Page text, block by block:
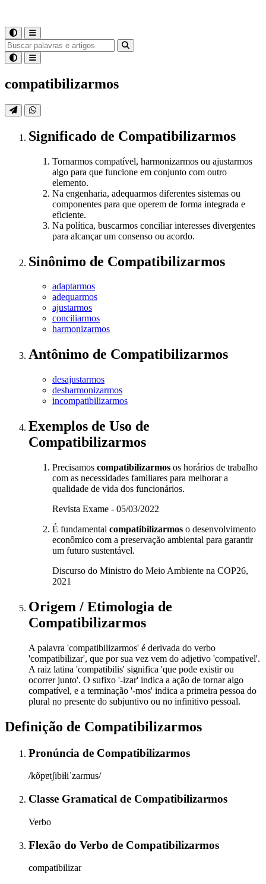
compatibilizarmos
Significado de Compatibilizarmos
Tornarmos compatível, harmonizarmos ou ajustarmos
algo para que funcione em conjunto com outro
elemento.
Na engenharia, adequarmos diferentes sistemas ou
componentes para que operem de forma integrada e
eficiente.
Na política, buscarmos conciliar interesses divergentes
para alcançar um consenso ou acordo.
Sinônimo de Compatibilizarmos
adaptarmos
adequarmos
ajustarmos
conciliarmos
harmonizarmos
Antônimo de Compatibilizarmos
desajustarmos
desharmonizarmos
incompatibilizarmos
Exemplos de Uso de
Compatibilizarmos
Precisamos compatibilizarmos os horários de trabalho
com as necessidades familiares para melhorar a
qualidade de vida dos funcionários.
Revista Exame - 05/03/2022
É fundamental compatibilizarmos o desenvolvimento
econômico com a preservação ambiental para garantir
um futuro sustentável.
Discurso do Ministro do Meio Ambiente na COP26,
2021
Origem / Etimologia de
Compatibilizarmos
A palavra 'compatibilizarmos' é derivada do verbo
'compatibilizar', que por sua vez vem do adjetivo 'compatível'.
A raiz latina 'compatibilis' significa 'que pode existir ou
ocorrer junto'. O sufixo '-izar' indica a ação de tornar algo
compatível, e a terminação '-mos' indica a primeira pessoa do
plural no presente do subjuntivo ou no infinitivo pessoal.
Definição de Compatibilizarmos
Pronúncia de Compatibilizarmos
/kõpɐtʃibiɫiˈzaɾmus/
Classe Gramatical de Compatibilizarmos
Verbo
Flexão do Verbo de Compatibilizarmos
compatibilizar